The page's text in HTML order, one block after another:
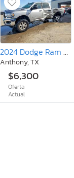
2024 Dodge Ram 2500 big Horn
Anthony, TX
$6,300
Oferta
Actual